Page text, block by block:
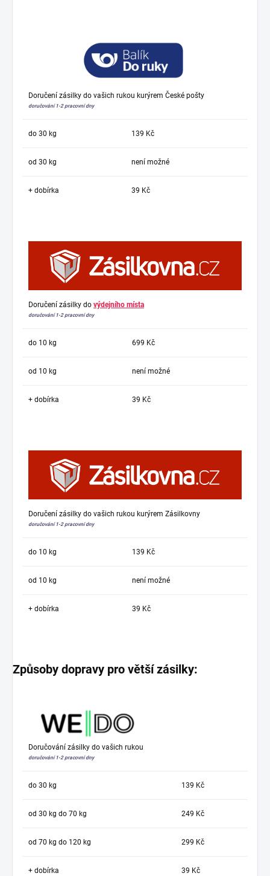
Doručení zásilky do vašich rukou kurýrem České pošty
doručování 1-2 pracovní dny
do 30 kg 139 Kč
od 30 kg není možné
+ dobírka 39 Kč
Doručení zásilky do výdejního místa
doručování 1-2 pracovní dny
do 10 kg 699 Kč
od 10 kg není možné
+ dobírka 39 Kč
Doručení zásilky do vašich rukou kurýrem Zásilkovny
doručování 1-2 pracovní dny
do 10 kg 139 Kč
od 10 kg není možné
+ dobírka 39 Kč
Způsoby dopravy pro větší zásilky:
Doručování zásilky do vašich rukou
doručování 1-2 pracovní dny
do 30 kg 139 Kč
od 30 kg do 70 kg 249 Kč
od 70 kg do 120 kg 299 Kč
+ dobírka 39 Kč